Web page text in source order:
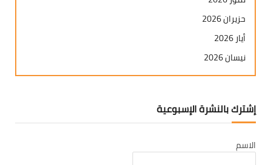
حزيران 2026
أيار 2026
نيسان 2026
آذار 2026
كانون ثاني 2026
تشرين ثاني 2025
إشترك بالنشرة الإسبوعية
الاسم